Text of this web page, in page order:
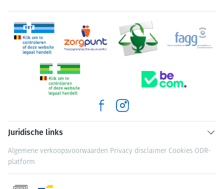
Juridische links
Algemene verkoopsvoorwaarden Privacy disclaimer Cookies ODR-
platform